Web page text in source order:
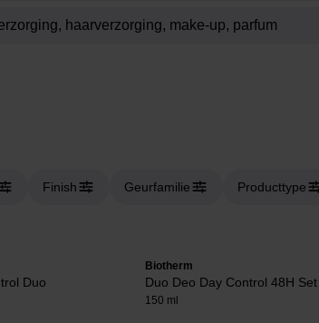
Finish Geurfamilie Producttype
Duo
Biotherm
Duo Deo Day Control 48H
150 ml